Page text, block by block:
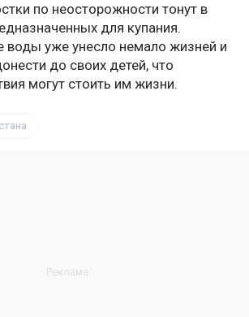
по неосторожности тонут в
для купания.
воды уже унесло немало жизней и
до своих детей, что
могут стоить им жизни.